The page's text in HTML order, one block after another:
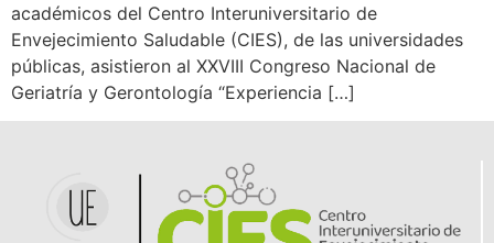
académicos del Centro Interuniversitario de
Envejecimiento Saludable (CIES), de las universidades
públicas, asistieron al XXVIII Congreso Nacional de
Geriatría y Gerontología “Experiencia […]